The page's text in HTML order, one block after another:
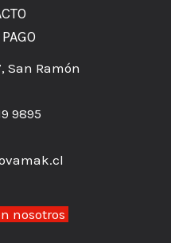
San Ramón
9895
nosotros